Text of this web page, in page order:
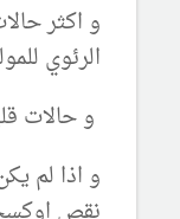
و اكثر
الرئوي
و حالات
و اذا لم